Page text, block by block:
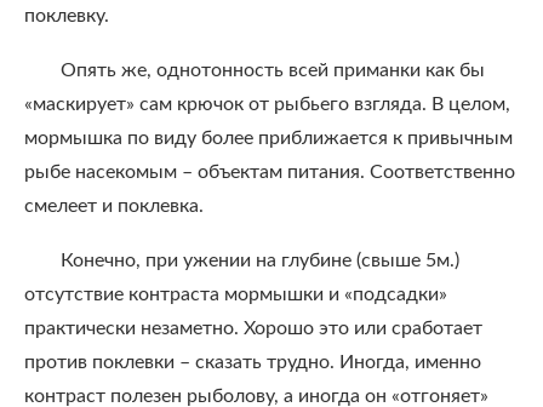
поклевку.
Опять же, однотонность всей приманки как бы
«маскирует» сам крючок от рыбьего взгляда. В целом,
мормышка по виду более приближается к привычным
рыбе насекомым – объектам питания. Соответственно
смелеет и поклевка.
Конечно, при ужении на глубине (свыше 5м.)
отсутствие контраста мормышки и «подсадки»
практически незаметно. Хорошо это или сработает
против поклевки – сказать трудно. Иногда, именно
контраст полезен рыболову, а иногда он «отгоняет»